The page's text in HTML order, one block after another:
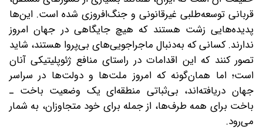
قربانی توسعه‌طلبی غیرقانونی و جنگ‌افروزی شده است. این‌ها
پدیده‌هایی زشت هستند که هیچ جایگاهی در جهان امروز
ندارند. کسانی که به‌دنبال ماجراجویی‌های بی‌پروا هستند، شاید
تصور کنند که این اقدامات در راستای منافع ژئوپلیتیکی آنان
است؛ اما همان‌گونه که امروز ملت‌ها و دولت‌ها در سراسر
جهان دریافته‌اند، بی‌ثباتی منطقه‌ای یک وضعیت باخت ـ
باخت برای همه طرف‌ها، از جمله برای خود متجاوزان، به شمار
می‌رود.